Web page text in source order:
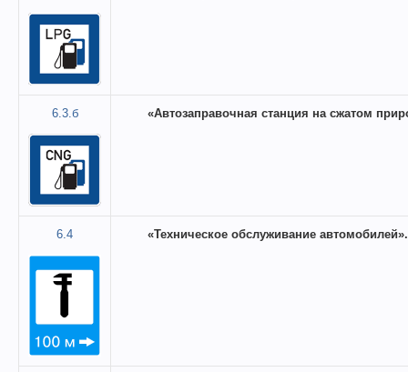
6.3.б «Автозаправочная станция на сжатом
6.4 «Техническое обслуживание автомобилей».